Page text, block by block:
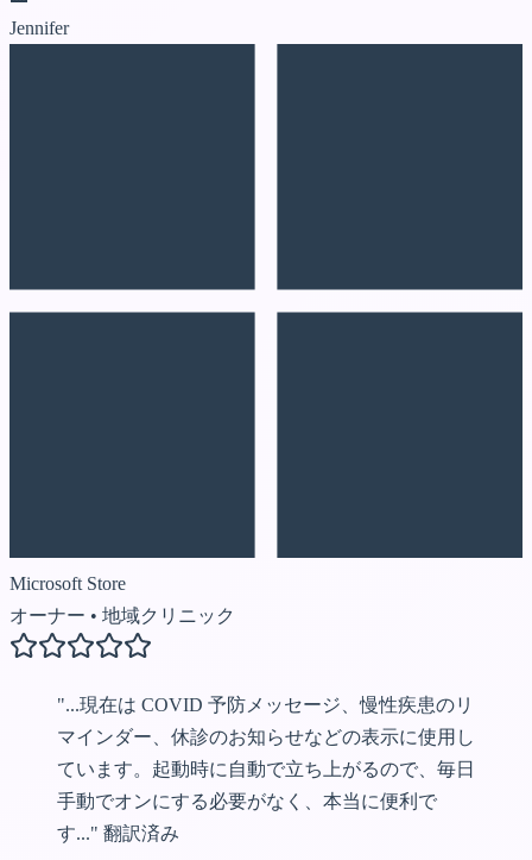
Jennifer
Microsoft Store
オーナー • 地域クリニック
"...現在は COVID 予防メッセージ、慢性疾患のリ
マインダー、休診のお知らせなどの表示に使用し
ています。起動時に自動で立ち上がるので、毎日
手動でオンにする必要がなく、本当に便利で
す..." 翻訳済み